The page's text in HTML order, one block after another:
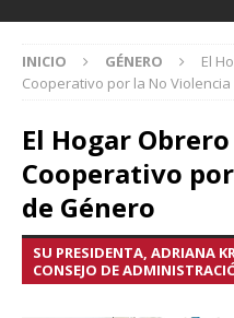
INICIO GÉNERO
El
Cooperativo por la No
El Hogar
Cooperativo
de Género
SU PRESIDENTA, ADRIANA
CONSEJO DE